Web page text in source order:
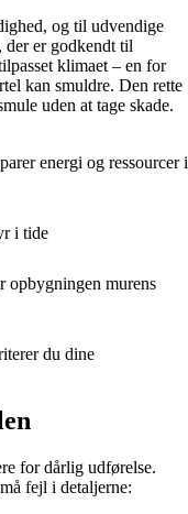
og til udvendige
er godkendt til
klimaet – en for
kan smuldre. Den rette
uden at tage skade.
energi og ressourcer i
i tide
opbygningen murens
du dine
for dårlig udførelse.
fejl i detaljerne: